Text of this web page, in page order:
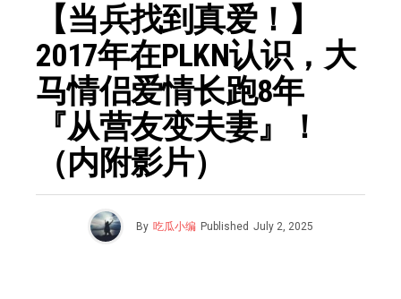
【当兵找到真爱！】
2017年在PLKN认识，大
马情侣爱情长跑8年
『从营友变夫妻』！
（内附影片）
By 吃瓜小编 Published July 2, 2025